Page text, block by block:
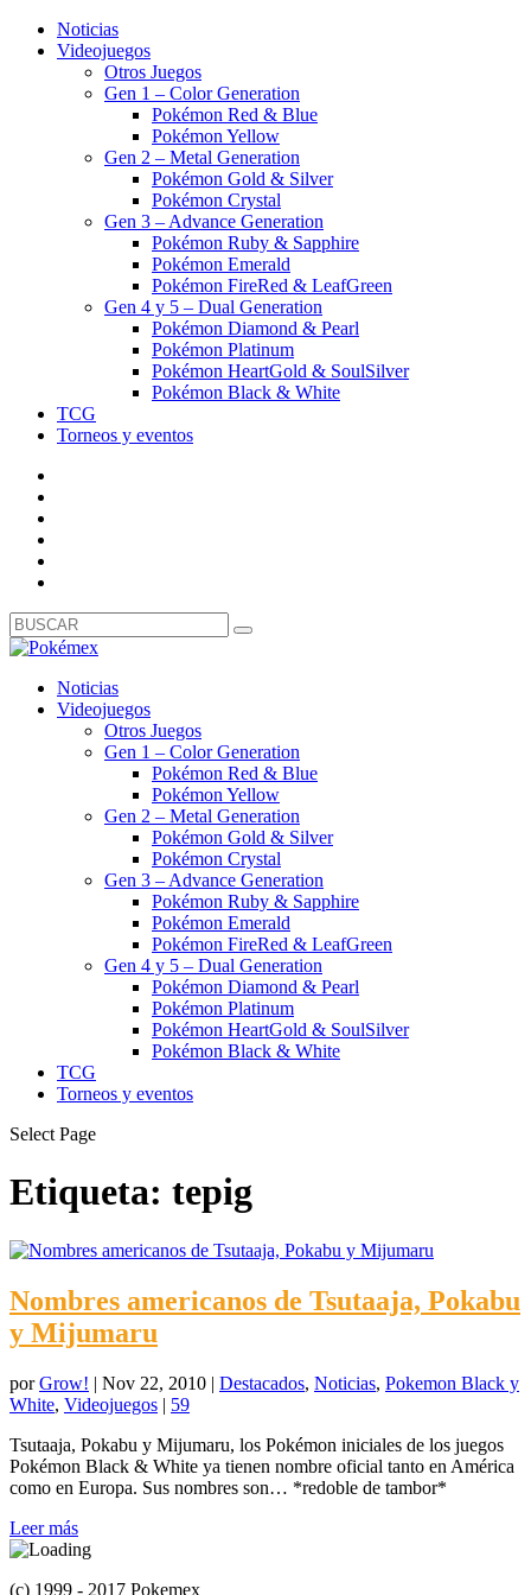
Noticias
Videojuegos
Otros Juegos
Gen 1 – Color Generation
Pokémon Red & Blue
Pokémon Yellow
Gen 2 – Metal Generation
Pokémon Gold & Silver
Pokémon Crystal
Gen 3 – Advance Generation
Pokémon Ruby & Sapphire
Pokémon Emerald
Pokémon FireRed & LeafGreen
Gen 4 y 5 – Dual Generation
Pokémon Diamond & Pearl
Pokémon Platinum
Pokémon HeartGold & SoulSilver
Pokémon Black & White
TCG
Torneos y eventos
Noticias
Videojuegos
Otros Juegos
Gen 1 – Color Generation
Pokémon Red & Blue
Pokémon Yellow
Gen 2 – Metal Generation
Pokémon Gold & Silver
Pokémon Crystal
Gen 3 – Advance Generation
Pokémon Ruby & Sapphire
Pokémon Emerald
Pokémon FireRed & LeafGreen
Gen 4 y 5 – Dual Generation
Pokémon Diamond & Pearl
Pokémon Platinum
Pokémon HeartGold & SoulSilver
Pokémon Black & White
TCG
Torneos y eventos
Select Page
Etiqueta: tepig
Nombres americanos de Tsutaaja, Pokabu
y Mijumaru
porGrow! | Nov 22, 2010 | Destacados, Noticias, Pokemon Black y
White, Videojuegos | 59
Tsutaaja, Pokabu y Mijumaru, los Pokémon iniciales de los juegos
Pokémon Black & White ya tienen nombre oficial tanto en América
como en Europa. Sus nombres son… *redoble de tambor*
Leer más
(c) 1999 - 2017 Pokemex